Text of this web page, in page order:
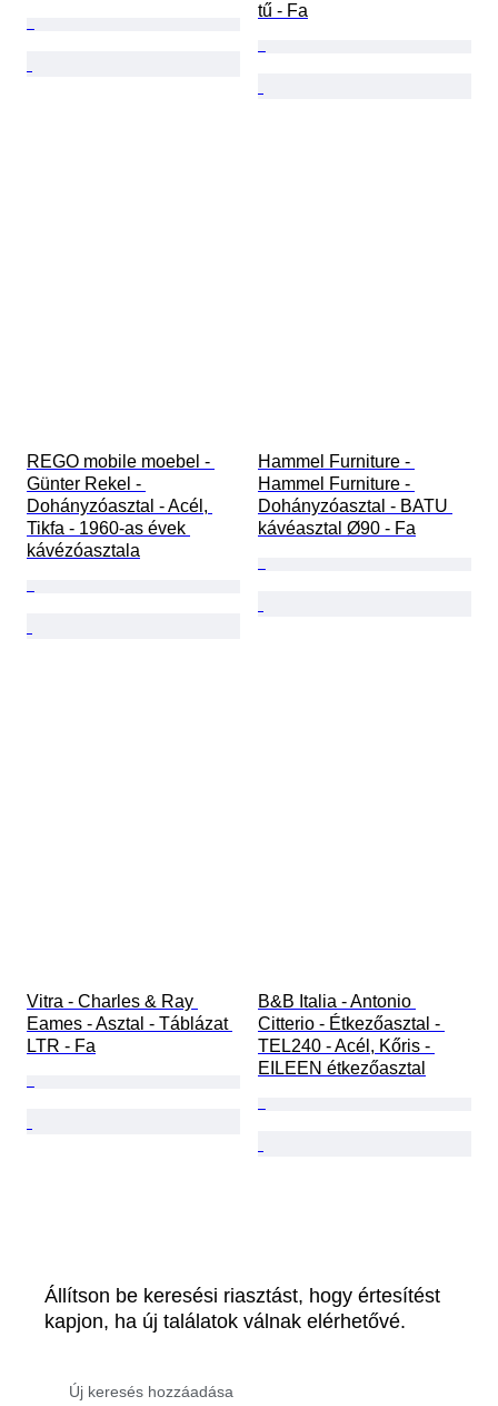
tű - Fa
REGO mobile moebel -
Günter Rekel -
Dohányzóasztal - Acél,
Tikfa - 1960-as évek
kávézóasztala
Hammel Furniture -
Hammel Furniture -
Dohányzóasztal - BATU
kávéasztal Ø90 - Fa
Vitra - Charles & Ray
Eames - Asztal - Táblázat
LTR - Fa
B&B Italia - Antonio
Citterio - Étkezőasztal -
TEL240 - Acél, Kőris -
EILEEN étkezőasztal
Állítson be keresési riasztást, hogy értesítést
kapjon, ha új találatok válnak elérhetővé.